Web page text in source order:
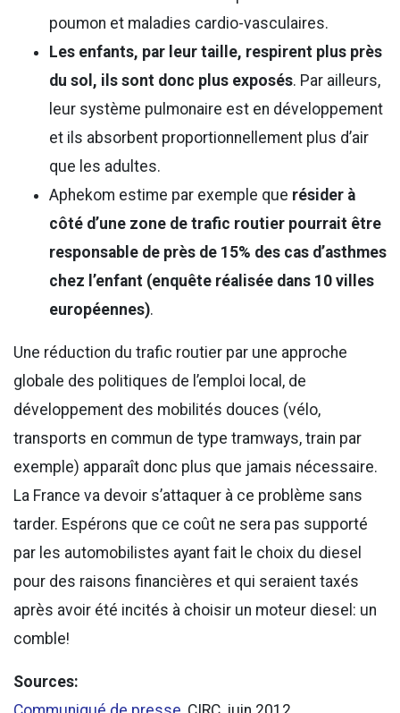
poumon et maladies cardio-vasculaires.
Les enfants, par leur taille, respirent plus près
du sol, ils sont donc plus exposés. Par ailleurs,
leur système pulmonaire est en développement
et ils absorbent proportionnellement plus d’air
que les adultes.
Aphekom estime par exemple que résider à
côté d’une zone de trafic routier pourrait être
responsable de près de 15% des cas d’asthmes
chez l’enfant (enquête réalisée dans 10 villes
européennes).
Une réduction du trafic routier par une approche
globale des politiques de l’emploi local, de
développement des mobilités douces (vélo,
transports en commun de type tramways, train par
exemple) apparaît donc plus que jamais nécessaire.
La France va devoir s’attaquer à ce problème sans
tarder. Espérons que ce coût ne sera pas supporté
par les automobilistes ayant fait le choix du diesel
pour des raisons financières et qui seraient taxés
après avoir été incités à choisir un moteur diesel: un
comble!
Sources: